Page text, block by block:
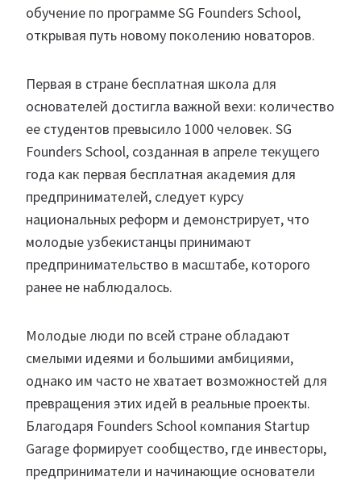
обучение по программе SG Founders School,
открывая путь новому поколению новаторов.
Первая в стране бесплатная школа для
основателей достигла важной вехи: количество
ее студентов превысило 1000 человек. SG
Founders School, созданная в апреле текущего
года как первая бесплатная академия для
предпринимателей, следует курсу
национальных реформ и демонстрирует, что
молодые узбекистанцы принимают
предпринимательство в масштабе, которого
ранее не наблюдалось.
Молодые люди по всей стране обладают
смелыми идеями и большими амбициями,
однако им часто не хватает возможностей для
превращения этих идей в реальные проекты.
Благодаря Founders School компания Startup
Garage формирует сообщество, где инвесторы,
предприниматели и начинающие основатели